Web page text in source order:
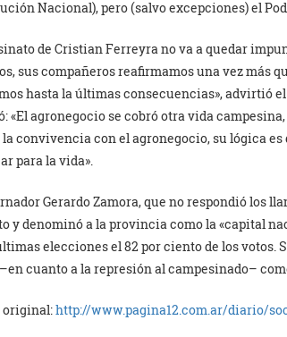
Nacional), pero (salvo excepciones) el
de Cristian Ferreyra no va a quedar
sus compañeros reafirmamos una vez más
hasta la últimas consecuencias», advirtió
«El agronegocio se cobró otra vida
convivencia con el agronegocio, su lógica
para la vida».
Gerardo Zamora, que no respondió los
y denominó a la provincia como la «capital
elecciones el 82 por ciento de los votos.
cuanto a la represión al campesinado–
original:http://www.pagina12.com.ar/diario/